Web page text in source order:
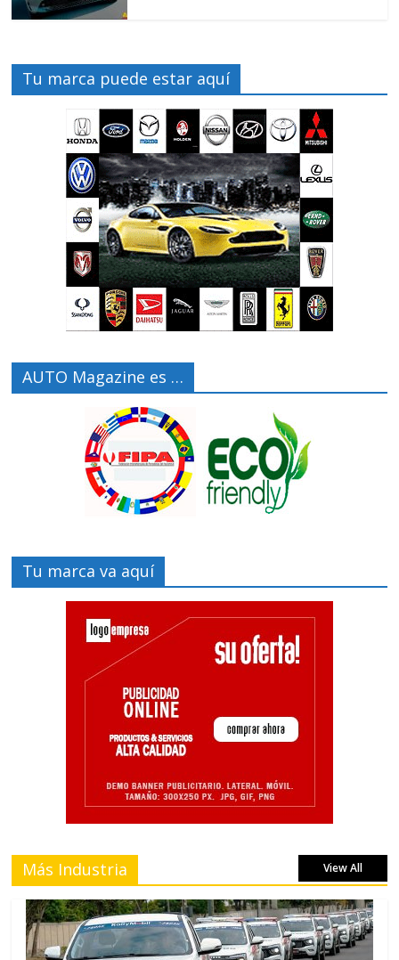
Tu marca puede estar aquí
AUTO Magazine es …
Tu marca va aquí
Más Industria View All